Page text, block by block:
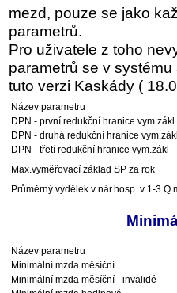
mezd, pouze se jako
parametrů.
Pro uživatele z toho
parametrů se v
tuto verzi Kaskády (
Název parametru
DPN - první redukční hranice vym.zákl
DPN - druhá redukční hranice
DPN - třetí redukční hranice vym.zákl
Max.vyměřovací základ SP za rok
Průměrný výdělek v nár.hosp. v 1-3 Q
Název parametru
Minimální mzda měsíční
Minimální mzda měsíční - invalidé